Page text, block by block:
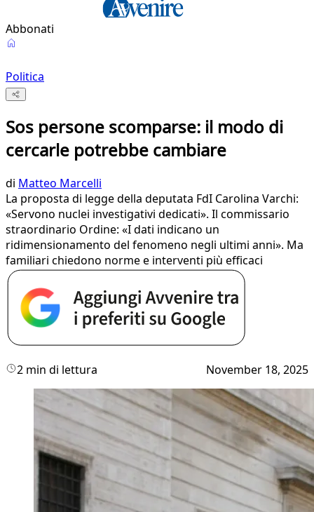
Abbonati
Politica
Sos persone scomparse: il modo di
cercarle potrebbe cambiare
di Matteo Marcelli
La proposta di legge della deputata FdI Carolina Varchi:
«Servono nuclei investigativi dedicati». Il commissario
straordinario Ordine: «I dati indicano un
ridimensionamento del fenomeno negli ultimi anni». Ma
familiari chiedono norme e interventi più efficaci
2 min di lettura November 18, 2025